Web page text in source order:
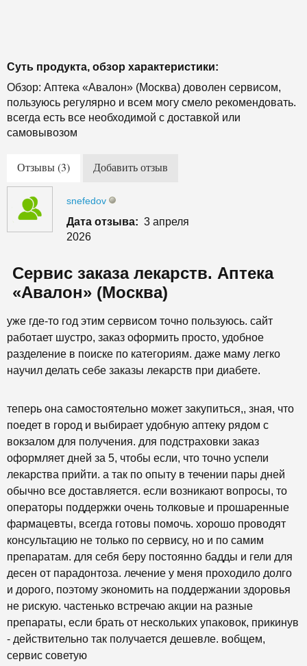
Суть продукта, обзор характеристики:
Обзор: Аптека «Авалон» (Москва) доволен сервисом,
пользуюсь регулярно и всем могу смело рекомендовать.
всегда есть все необходимой с доставкой или
самовывозом
Отзывы (3) Добавить отзыв
snefedov
Дата отзыва: 3 апреля
2026
Сервис заказа лекарств. Аптека
«Авалон» (Москва)
уже где-то год этим сервисом точно пользуюсь. сайт
работает шустро, заказ оформить просто, удобное
разделение в поиске по категориям. даже маму легко
научил делать себе заказы лекарств при диабете.
теперь она самостоятельно может закупиться,, зная, что
поедет в город и выбирает удобную аптеку рядом с
вокзалом для получения. для подстраховки заказ
оформляет дней за 5, чтобы если, что точно успели
лекарства прийти. а так по опыту в течении пары дней
обычно все доставляется. если возникают вопросы, то
операторы поддержки очень толковые и прошаренные
фармацевты, всегда готовы помочь. хорошо проводят
консультацию не только по сервису, но и по самим
препаратам. для себя беру постоянно бадды и гели для
десен от парадонтоза. лечение у меня проходило долго
и дорого, поэтому экономить на поддержании здоровья
не рискую. частенько встречаю акции на разные
препараты, если брать от нескольких упаковок, прикинув
- действительно так получается дешевле. вобщем,
сервис советую